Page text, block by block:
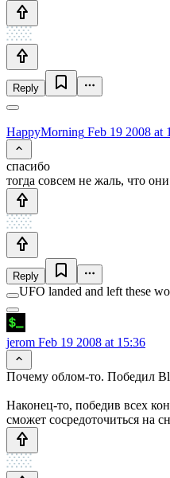
Reply
HappyMorning Feb 19 2008 at
спасибо
тогда совсем не жаль, что
Reply
UFO landed and left these
jerom Feb 19 2008 at 15:36
Почему облом-то. Победил
Наконец-то, победив всех
сможет сосредоточиться на